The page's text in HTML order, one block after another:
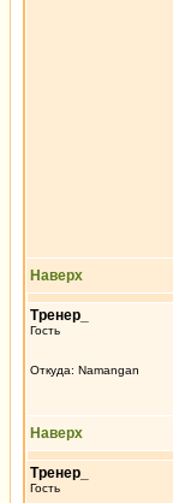
Наверх
Тренер_
Гость
Откуда: Namangan
Наверх
Тренер_
Гость